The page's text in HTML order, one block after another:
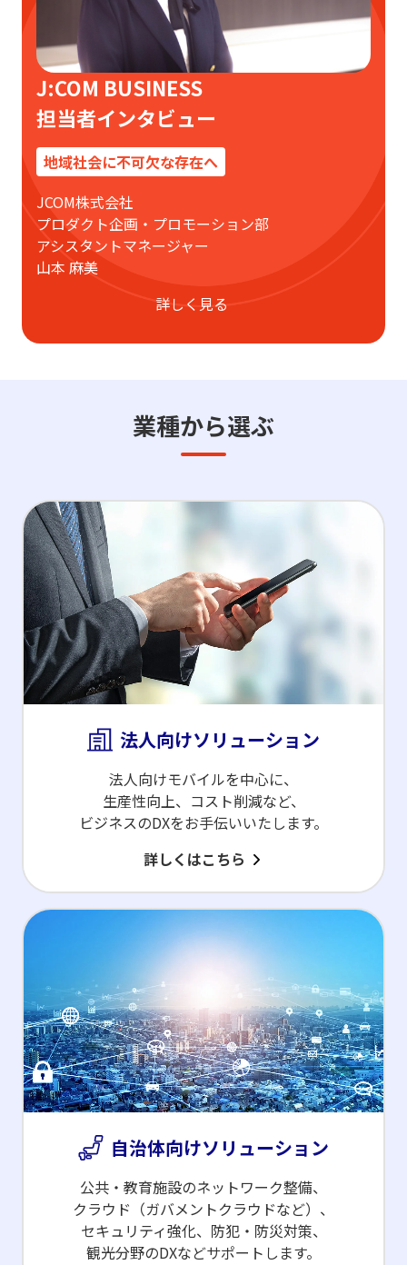
J:COM BUSINESS
担当者インタビュー
地域社会に不可欠な存在へ
JCOM株式会社
プロダクト企画・ プロモーション部
アシスタントマネージャー
山本 麻美
詳しく見る
業種から選ぶ
法人向けソリューション
法人向けモバイルを中心に、
生産性向上、コスト削減など、
ビジネスのDXをお手伝いいたします。
詳しくはこちら
自治体向けソリューション
公共・教育施設のネットワーク整備、
クラウド （ガバメントクラウドなど）、
セキュリティ強化、 防犯・防災対策、
観光分野のDXなどサポートします。